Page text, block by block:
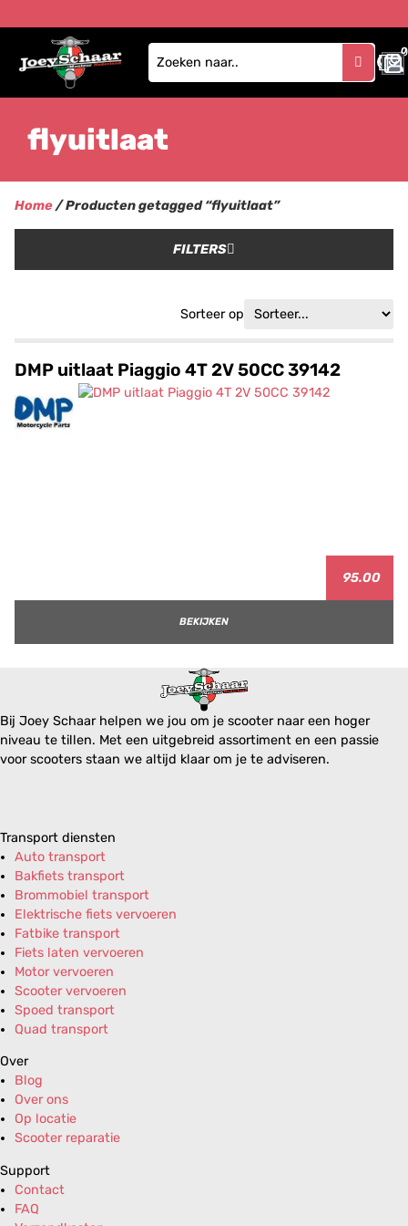
0
0
flyuitlaat
Home/ Producten getagged “flyuitlaat”
FILTERS
Sorteer op
DMP uitlaat Piaggio 4T 2V 50CC 39142
95.00
BEKIJKEN
Bij Joey Schaar helpen we jou om je scooter naar een hoger
niveau te tillen. Met een uitgebreid assortiment en een passie
voor scooters staan we altijd klaar om je te adviseren.
Transport diensten
Auto transport
Bakfiets transport
Brommobiel transport
Elektrische fiets vervoeren
Fatbike transport
Fiets laten vervoeren
Motor vervoeren
Scooter vervoeren
Spoed transport
Quad transport
Over
Blog
Over ons
Op locatie
Scooter reparatie
Support
Contact
FAQ